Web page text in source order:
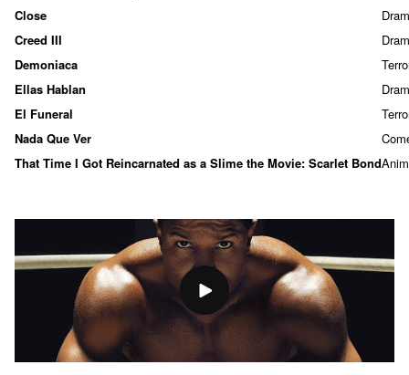
Close
Creed III
Demoniaca
Ellas Hablan
El Funeral
Nada Que Ver
That Time I Got Reincarnated as a Slime the Movie: Scarlet Bond